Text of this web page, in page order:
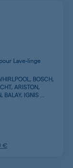
Lave-linge
BOSCH,
ARISTON,
IGNIS ...
€